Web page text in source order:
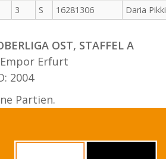
3 S 16281306 Daria Pikki
OST, STAFFEL A
Empor Erfurt
2004
Partien.